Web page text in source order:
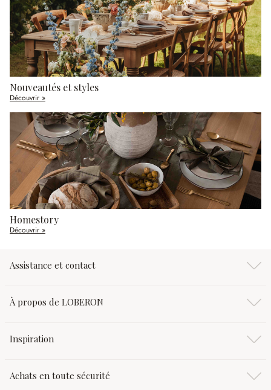
Nouveautés et styles
Découvrir »
Homestory
Découvrir »
Assistance et contact
À propos de LOBERON
Inspiration
Achats en toute sécurité